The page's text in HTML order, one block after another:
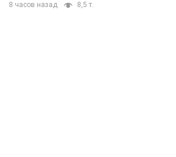
8 часов назад 8,5 т.